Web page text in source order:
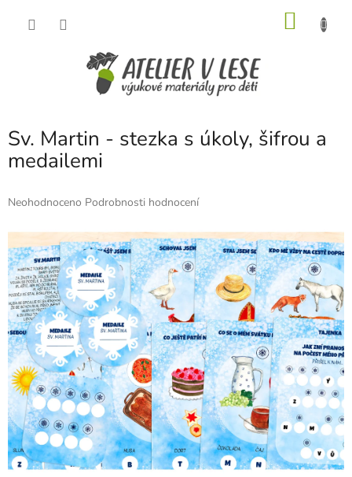
Sv. Martin - stezka s úkoly, šifrou a
medailemi
Průměrné
produktu
je
0,0
z
5
hvězdiček.
Neohodnoceno Podrobnosti hodnocení